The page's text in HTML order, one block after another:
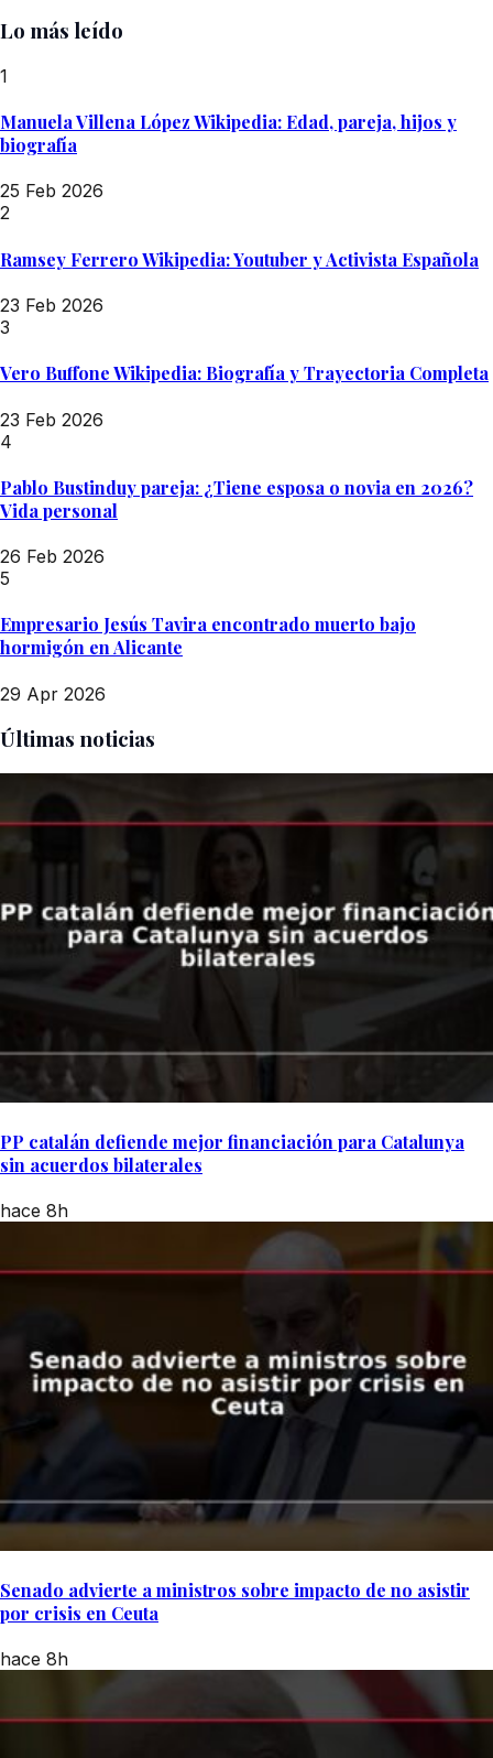
Lo más leído
1
Manuela Villena López Wikipedia: Edad, pareja, hijos y
biografía
25 Feb 2026
2
Ramsey Ferrero Wikipedia: Youtuber y Activista Española
23 Feb 2026
3
Vero Buffone Wikipedia: Biografía y Trayectoria Completa
23 Feb 2026
4
Pablo Bustinduy pareja: ¿Tiene esposa o novia en 2026?
Vida personal
26 Feb 2026
5
Empresario Jesús Tavira encontrado muerto bajo
hormigón en Alicante
29 Apr 2026
Últimas noticias
PP catalán defiende mejor financiación para Catalunya
sin acuerdos bilaterales
hace 8h
Senado advierte a ministros sobre impacto de no asistir
por crisis en Ceuta
hace 8h